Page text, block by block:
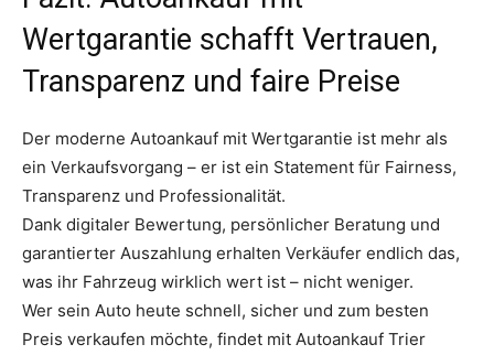
Wertgarantie schafft Vertrauen,
Transparenz und faire Preise
Der moderne Autoankauf mit Wertgarantie ist mehr als
ein Verkaufsvorgang – er ist ein Statement für Fairness,
Transparenz und Professionalität.
Dank digitaler Bewertung, persönlicher Beratung und
garantierter Auszahlung erhalten Verkäufer endlich das,
was ihr Fahrzeug wirklich wert ist – nicht weniger.
Wer sein Auto heute schnell, sicher und zum besten
Preis verkaufen möchte, findet mit Autoankauf Trier